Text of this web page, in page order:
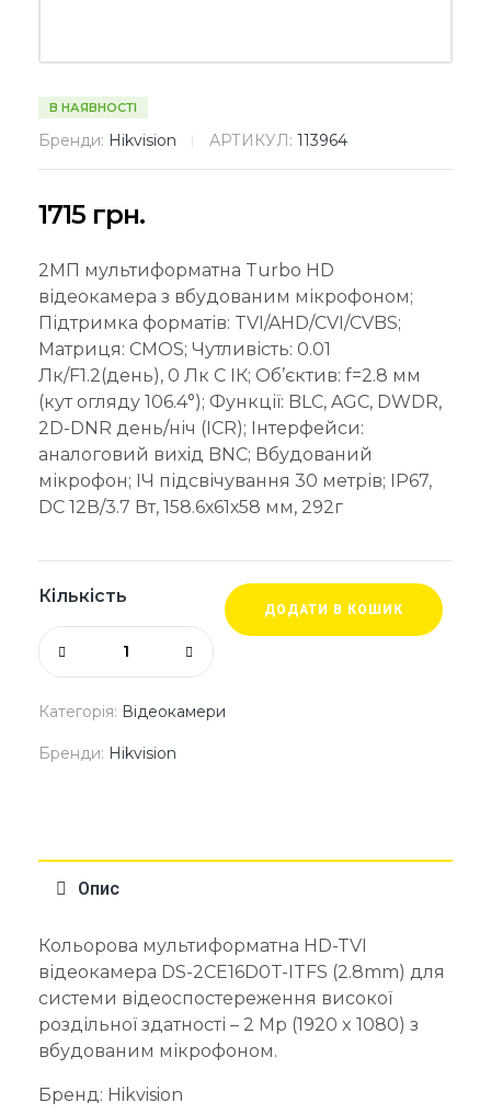
В НАЯВНОСТІ
Бренди: Hikvision АРТИКУЛ: 113964
1715 грн.
2МП мультиформатна Turbo HD
відеокамера з вбудованим мікрофоном;
Підтримка форматів: TVI/AHD/CVI/CVBS;
Матриця: CMOS; Чутливість: 0.01
Лк/F1.2(день), 0 Лк C ІК; Об’єктив: f=2.8 мм
(кут огляду 106.4°); Функції: BLC, AGC, DWDR,
2D-DNR день/ніч (ICR); Інтерфейси:
аналоговий вихід BNC; Вбудований
мікрофон; ІЧ підсвічування 30 метрів; IP67,
DC 12В/3.7 Вт, 158.6х61х58 мм, 292г
Кількість
ДОДАТИ В КОШИК
Категорія: Відеокамери
Бренди: Hikvision
Опис
Кольорова мультиформатна HD-TVI
відеокамера DS-2CE16D0T-ITFS (2.8mm) для
системи відеоспостереження високої
роздільної здатності – 2 Mp (1920 x 1080) з
вбудованим мікрофоном.
Бренд: Hikvision